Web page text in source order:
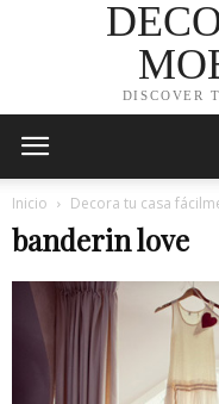
DISCOVER
Inicio Decora tu casa
banderin love